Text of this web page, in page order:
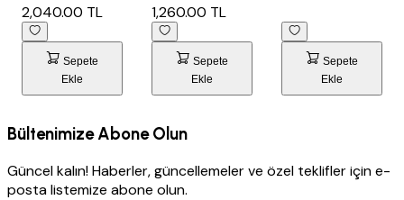
2,040.00 TL
Sepete
Ekle
1,260.00 TL
Sepete
Ekle
Sepete
Ekle
Bültenimize Abone Olun
Güncel kalın! Haberler, güncellemeler ve özel teklifler için e-
posta listemize abone olun.